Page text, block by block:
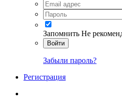
Запомнить Не
Войти
Забыли пароль?
Регистрация